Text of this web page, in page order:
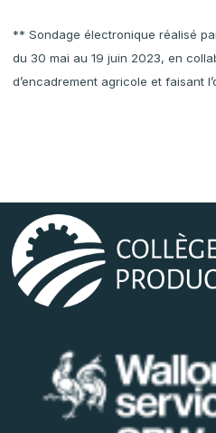
** Sondage électronique réalisé
du 30 mai au 19 juin 2023, en
d’encadrement agricole et faisant